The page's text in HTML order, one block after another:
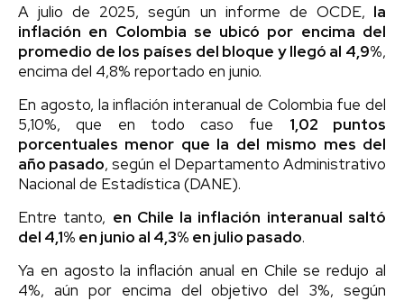
A julio de 2025, según un informe de OCDE, la
inflación en Colombia se ubicó por encima del
promedio de los países del bloque y llegó al 4,9%,
encima del 4,8% reportado en junio.
En agosto, la inflación interanual de Colombia fue del
5,10%, que en todo caso fue 1,02 puntos
porcentuales menor que la del mismo mes del
año pasado, según el Departamento Administrativo
Nacional de Estadística (DANE).
Entre tanto, en Chile la inflación interanual saltó
del 4,1% en junio al 4,3% en julio pasado.
Ya en agosto la inflación anual en Chile se redujo al
4%, aún por encima del objetivo del 3%, según